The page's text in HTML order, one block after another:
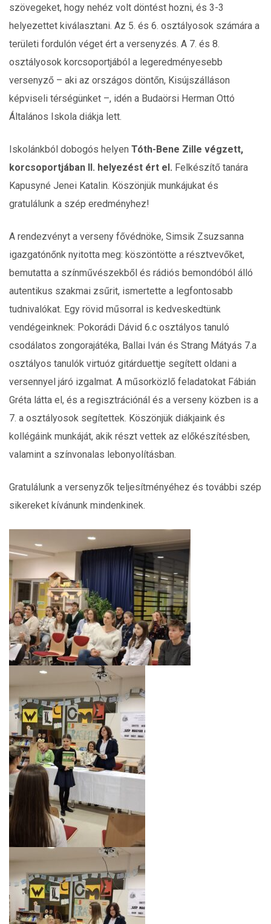
szövegeket, hogy nehéz volt döntést hozni, és 3-3
helyezettet kiválasztani. Az 5. és 6. osztályosok számára a
területi fordulón véget ért a versenyzés. A 7. és 8.
osztályosok korcsoportjából a legeredményesebb
versenyző – aki az országos döntőn, Kisújszálláson
képviseli térségünket –, idén a Budaörsi Herman Ottó
Általános Iskola diákja lett.
Iskolánkból dobogós helyen Tóth-Bene Zille végzett,
korcsoportjában II. helyezést ért el. Felkészítő tanára
Kapusyné Jenei Katalin. Köszönjük munkájukat és
gratulálunk a szép eredményhez!
A rendezvényt a verseny fővédnöke, Simsik Zsuzsanna
igazgatónőnk nyitotta meg: köszöntötte a résztvevőket,
bemutatta a színművészekből és rádiós bemondóból álló
autentikus szakmai zsűrit, ismertette a legfontosabb
tudnivalókat. Egy rövid műsorral is kedveskedtünk
vendégeinknek: Pokorádi Dávid 6.c osztályos tanuló
csodálatos zongorajátéka, Ballai Iván és Strang Mátyás 7.a
osztályos tanulók virtuóz gitárduettje segített oldani a
versennyel járó izgalmat. A műsorközlő feladatokat Fábián
Gréta látta el, és a regisztrációnál és a verseny közben is a
7. a osztályosok segítettek. Köszönjük diákjaink és
kollégáink munkáját, akik részt vettek az előkészítésben,
valamint a színvonalas lebonyolításban.
Gratulálunk a versenyzők teljesítményéhez és további szép
sikereket kívánunk mindenkinek.